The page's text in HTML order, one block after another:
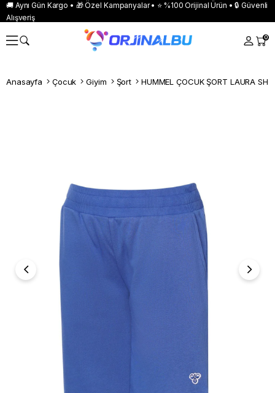
🚚 Aynı Gün Kargo • 🎁 Özel Kampanyalar • ⭐ %100 Orijinal Ürün • 🔒 Güvenli
Alışveriş
0
Anasayfa Çocuk Giyim Şort HUMMEL ÇOCUK ŞORT LAURA